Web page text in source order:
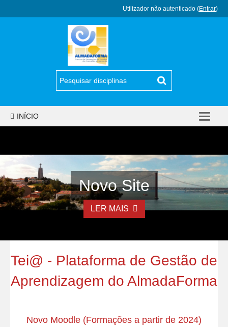
Utilizador não autenticado (Entrar)
INÍCIO
Novo Site
LER MAIS
Tei@ - Plataforma de Gestão de
Aprendizagem do AlmadaForma
Novo Moodle (Formações a partir de 2024)